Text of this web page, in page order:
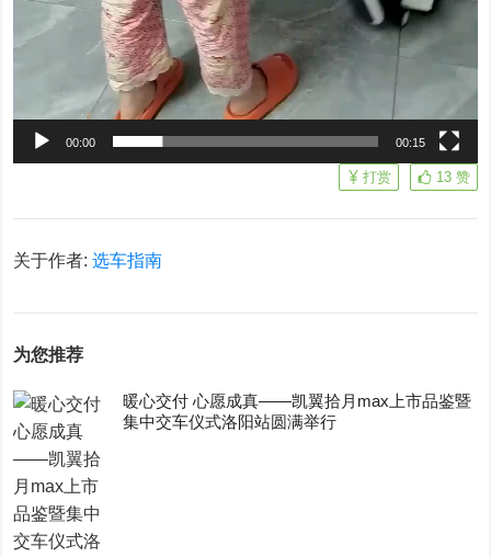
00:00 00:15
13 赞
打赏
关于作者:选车指南
为您推荐
暖心交付 心愿成真——凯翼拾月max上市品鉴暨
集中交车仪式洛阳站圆满举行